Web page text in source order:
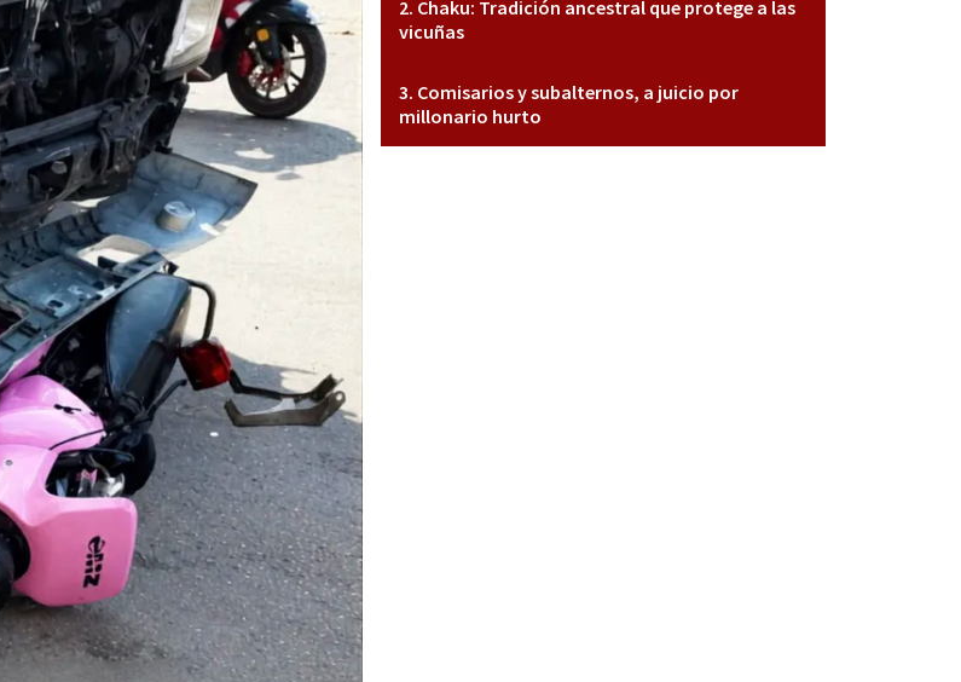
Chaku: Tradición ancestral que protege a las
vicuñas
Comisarios y subalternos, a juicio por
millonario hurto